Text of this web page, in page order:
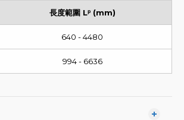
長度範圍 Lᵖ (mm)
640 - 4480
994 - 6636